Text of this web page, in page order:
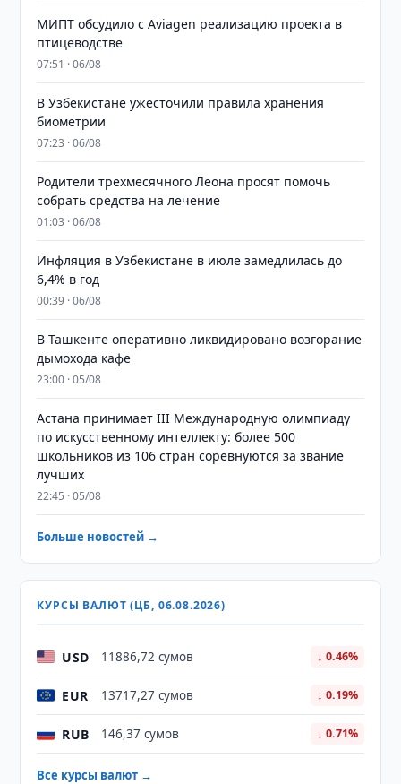
МИПТ обсудило с Aviagen реализацию проекта в
птицеводстве
07:51 · 06/08
В Узбекистане ужесточили правила хранения
биометрии
07:23 · 06/08
Родители трехмесячного Леона просят помочь
собрать средства на лечение
01:03 · 06/08
Инфляция в Узбекистане в июле замедлилась до
6,4% в год
00:39 · 06/08
В Ташкенте оперативно ликвидировано возгорание
дымохода кафе
23:00 · 05/08
Астана принимает III Международную олимпиаду
по искусственному интеллекту: более 500
школьников из 106 стран соревнуются за звание
лучших
22:45 · 05/08
Больше новостей →
КУРСЫ ВАЛЮТ (ЦБ, 06.08.2026)
USD 11886,72 сумов ↓ 0.46%
EUR 13717,27 сумов ↓ 0.19%
RUB 146,37 сумов ↓ 0.71%
Все курсы валют →